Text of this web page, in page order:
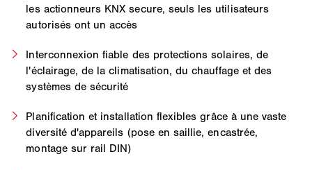
les actionneurs KNX secure, seuls les utilisateurs
autorisés ont un accès
Interconnexion fiable des protections solaires, de
l'éclairage, de la climatisation, du chauffage et des
systèmes de sécurité
Planification et installation flexibles grâce à une vaste
diversité d'appareils (pose en saillie, encastrée,
montage sur rail DIN)